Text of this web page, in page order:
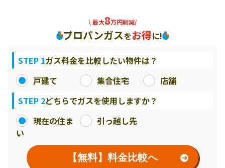
\ 最大8万円削減/
プロパンガスをお得に!
STEP 1ガス料金を比較したい物件は？
戸建て
集合住宅
店舗
STEP 2どちらでガスを使用しますか？
現在の住ま
い
引っ越し先
【無料】料金比較へ